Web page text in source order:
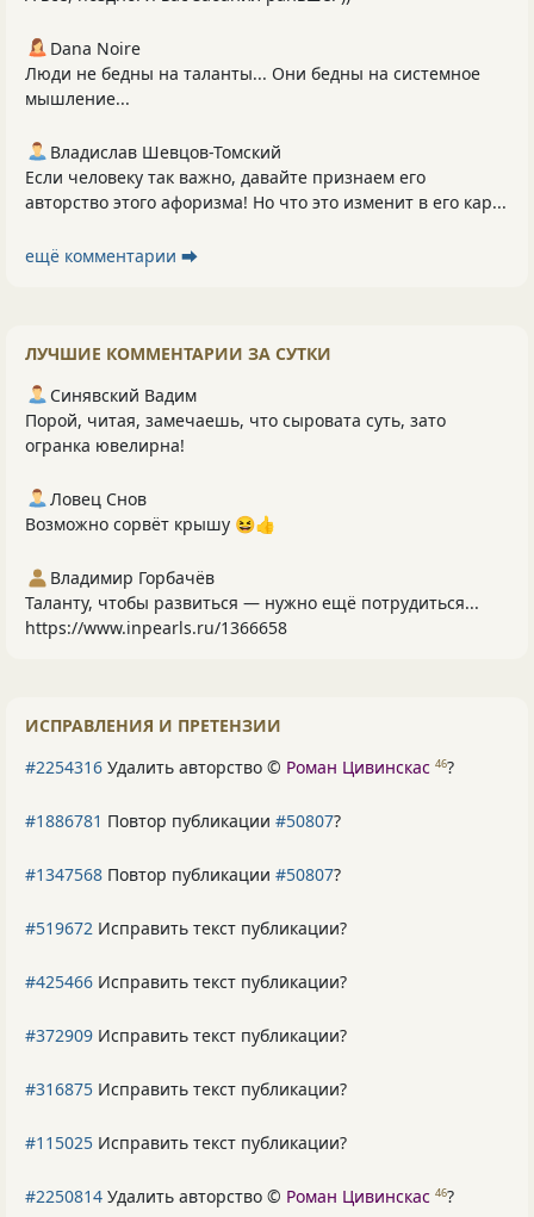
Dana Noire
Люди не бедны на таланты... Они бедны на системное
мышление...
Владислав Шевцов-Томский
Если человеку так важно, давайте признаем его
авторство этого афоризма! Но что это изменит в его кар...
ещё комментарии ⮕
ЛУЧШИЕ КОММЕНТАРИИ ЗА СУТКИ
Синявский Вадим
Порой, читая, замечаешь, что сыровата суть, зато
огранка ювелирна!
Ловец Снов
Возможно сорвёт крышу 😆👍
Владимир Горбачёв
Таланту, чтобы развиться — нужно ещё потрудиться...
https://www.inpearls.ru/1366658
ИСПРАВЛЕНИЯ И ПРЕТЕНЗИИ
#2254316 Удалить авторство © Роман Цивинскас 46?
#1886781 Повтор публикации #50807?
#1347568 Повтор публикации #50807?
#519672 Исправить текст публикации?
#425466 Исправить текст публикации?
#372909 Исправить текст публикации?
#316875 Исправить текст публикации?
#115025 Исправить текст публикации?
#2250814 Удалить авторство © Роман Цивинскас 46?